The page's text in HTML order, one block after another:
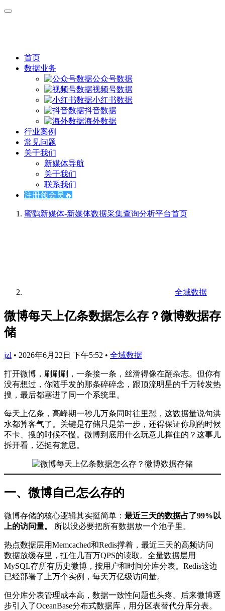
首页
数据业务
公众号数据
视频号数据
小红书数据
抖音数据
海外数据
行业案例
常见问题
关于我们
新媒体导航
关于我们
联系我们
注册领会员🔥
蜜鹞新媒体-新媒体数据采集查询分析平台首页
全域数据
微博每天上亿条数据怎么存？微博数据存
储
jzl • 2026年6月22日 下午5:52 • 全域数据
打开微博，刷刷刷，一条接一条，丝滑得像在翻杂志。但你有
没有想过，你随手发的那条碎碎念，跟顶流明星的千万转发热
搜，最后都塞进了同一个系统里。
每天上亿条，高峰期一秒几万条同时往里怼，这数据量说句洪
水都算客气了。关键是存储只是第一步，还得保证你刷的时候
不卡、搜的时候不慢。微博到底用什么玩意儿撑住的？这事儿
拆开看，还挺有意思。
一、微博自己怎么存的
微博存储的核心逻辑其实挺简单： 最近三天的数据占了99%以
上的访问量。
所以没必要把所有数据放一个池子里。
热点数据层用Memcached和Redis撑着，最近三天的高频访问
数据放缓存里，扛住几百万QPS的读取。全量数据层用
MySQL存所有历史微博，按用户和时间分库分表。Redis这边
已经部署了上万个实例，每天万亿级访问量。
但分库分表管理成本高，数据一致性问题也头疼。后来微博逐
步引入了OceanBase分布式数据库，用分区表替代分库分表。